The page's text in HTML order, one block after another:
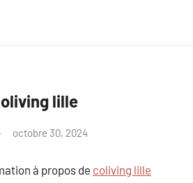
lille
octobre 30, 2024
à propos de coliving lille